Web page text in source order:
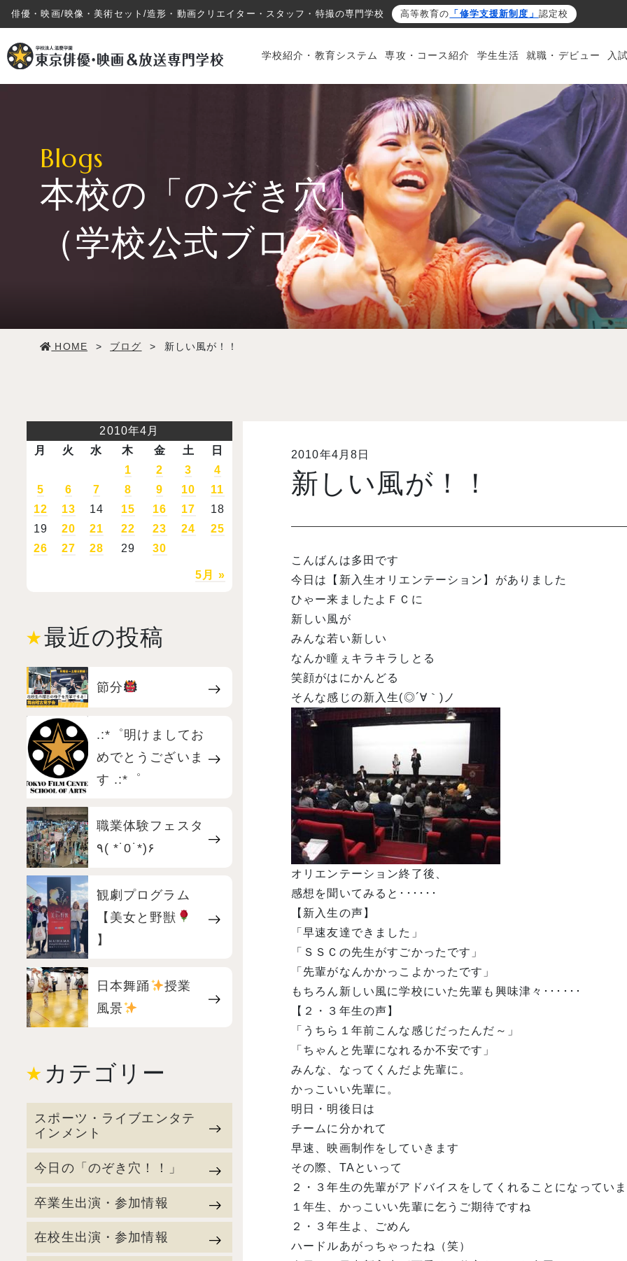
俳優・映画/映像・美術セット/造形・動画クリエイター・スタッフ・特撮の専門学校 高等教育の 「修学支援新制度」 認定校
学校紹介・教育システム 専攻・コース紹介 学生生活 就職・デビュー 入
専攻・コース紹介
学校情報
オープンキャンパス
Blogs
本校の「のぞき穴」
（学校公式ブログ）
HOME > ブログ > 新しい風が！！
2010年4月8日
新しい風が！！
こんばんは多田です
今日は【新入生オリエンテーション】がありました
ひゃー来ましたよＦＣに
新しい風が
みんな若い新しい
なんか瞳ぇキラキラしとる
笑顔がはにかんどる
そんな感じの新入生(◎´∀｀)ノ
オリエンテーション終了後、
感想を聞いてみると･･････
【新入生の声】
「早速友達できました」
「ＳＳＣの先生がすごかったです」
「先輩がなんかかっこよかったです」
もちろん新しい風に学校にいた先輩も興味津々･･････
【２・３年生の声】
「うちら１年前こんな感じだったんだ～」
「ちゃんと先輩になれるか不安です」
みんな、なってくんだよ先輩に。
かっこいい先輩に。
明日・明後日は
チームに分かれて
早速、映画制作をしていきます
その際、TAといって
２・３年生の先輩がアドバイスをしてくれることになってい
１年生、かっこいい先輩に乞うご期待ですね
２・３年生よ、ごめん
ハードルあがっちゃったね（笑）
2010年4月
月
火 水 木 金 土 日
5月 »
1 2 3
4
5
6 7 8 9 10
11
12
13 14 15 16 17
18
19
20 21 22 23 24
25
26
27 28 29 30
最近の投稿
節分
.:*゜明けましてお
めでとうございま
す .:*゜
職業体験フェスタ
٩( *˙0˙*)۶
観劇プログラム
【美女と野獣
】
日本舞踊
授業
風景
カテゴリー
スポーツ・ライブエンタテ
インメント
今日の「のぞき穴！！」
卒業生出演・参加情報
在校生出演・参加情報